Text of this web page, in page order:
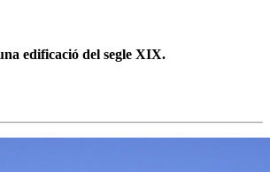
edificació del segle XIX.